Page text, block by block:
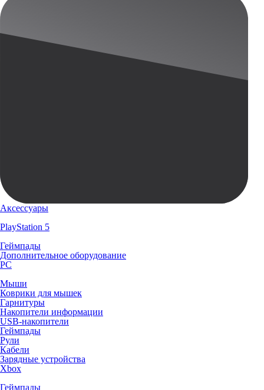
Аксессуары
PlayStation 5
Геймпады
Дополнительное оборудование
PC
Мыши
Коврики для мышек
Гарнитуры
Накопители информации
USB-накопители
Геймпады
Рули
Кабели
Зарядные устройства
Xbox
Геймпады